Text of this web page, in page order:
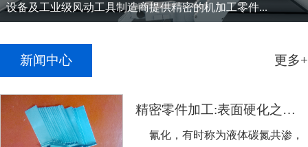
设备及工业级风动工具制造商提供精密的机加工零件...
新闻中心 更多+
精密零件加工:表面硬化之氰化
氰化，有时称为液体碳氮共渗，